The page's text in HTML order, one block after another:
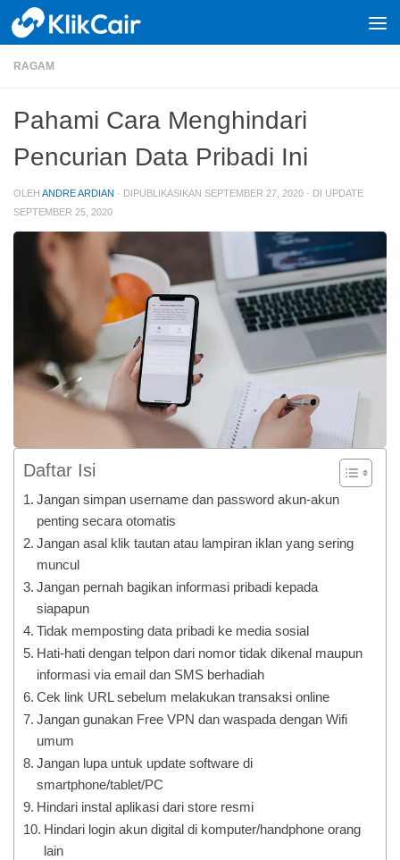
Skip to content
RAGAM
Pahami Cara Menghindari
Pencurian Data Pribadi Ini
OLEH ANDRE ARDIAN · DIPUBLIKASIKAN SEPTEMBER 27, 2020 · DI UPDATE
SEPTEMBER 25, 2020
Daftar Isi
Jangan simpan username dan password akun-akun
penting secara otomatis
Jangan asal klik tautan atau lampiran iklan yang sering
muncul
Jangan pernah bagikan informasi pribadi kepada
siapapun
Tidak memposting data pribadi ke media sosial
Hati-hati dengan telpon dari nomor tidak dikenal maupun
informasi via email dan SMS berhadiah
Cek link URL sebelum melakukan transaksi online
Jangan gunakan Free VPN dan waspada dengan Wifi
umum
Jangan lupa untuk update software di
smartphone/tablet/PC
Hindari instal aplikasi dari store resmi
Hindari login akun digital di komputer/handphone orang
lain